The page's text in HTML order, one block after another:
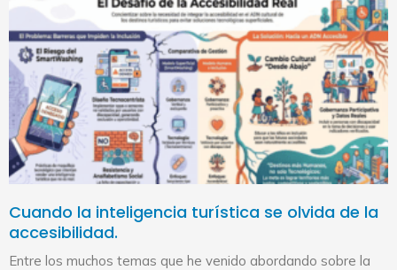
Cuando la inteligencia turística se olvida de la
accesibilidad.
Entre los muchos temas que he venido abordando sobre la